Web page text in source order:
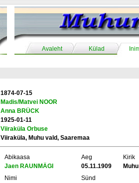
Avaleht Külad
1874-07-15
Madis/Matvei NOOR
Anna BRÜCK
1925-01-11
Viiraküla Orbuse
Viiraküla, Muhu vald, Saaremaa
Abikaasa Aeg
Kirik
Jaen RAUNMÄGI
05.11.1909
Muhu
Nimi
Sünd